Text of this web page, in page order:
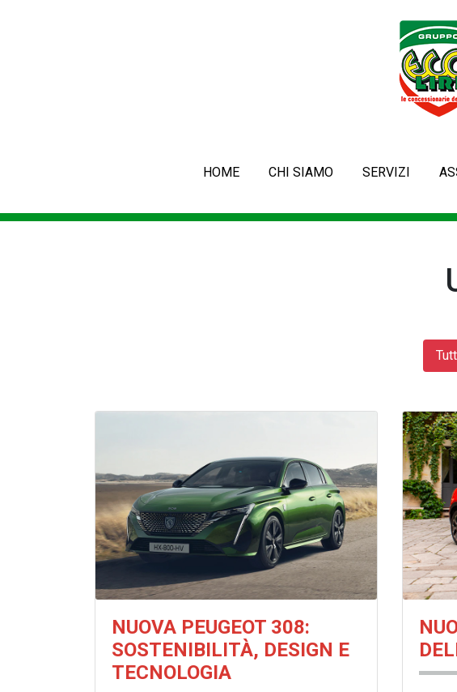
HOME CHI SIAMO SERVIZI
NUOVA PEUGEOT 308:
SOSTENIBILITÀ, DESIGN E
TECNOLOGIA